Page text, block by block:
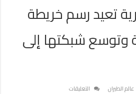
تعيد رسم خريطة
وتوسع شبكتها إلى
عالم الطيران التعليقات